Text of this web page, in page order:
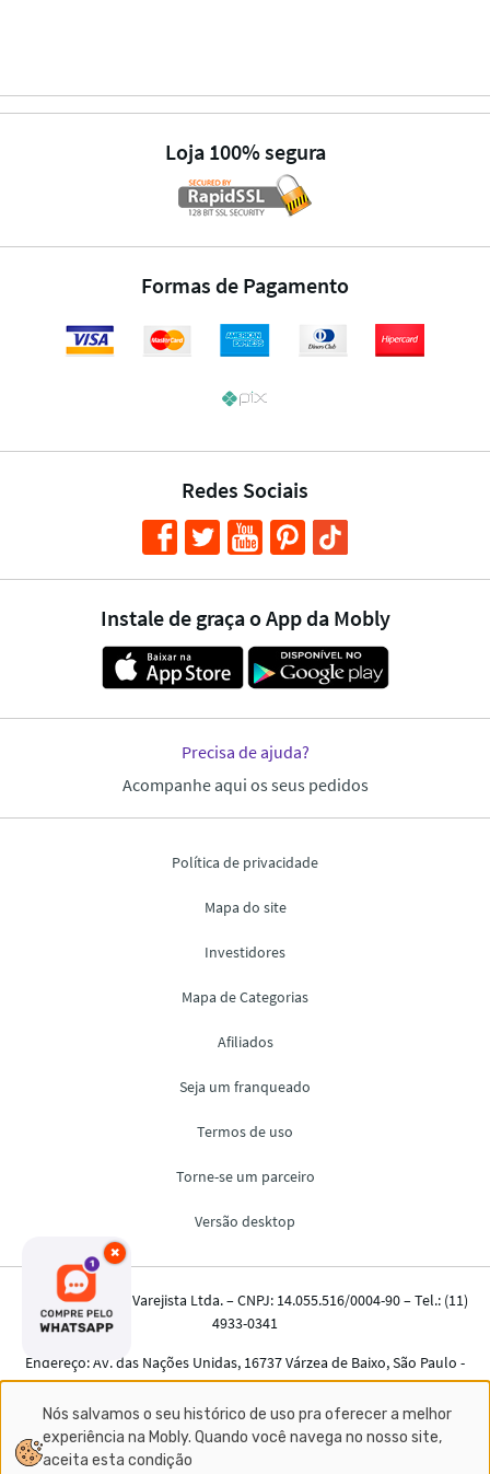
Nós salvamos o seu histórico de uso pra oferecer a melhor
experiência na Mobly. Quando você navega no nosso site,
aceita esta condição
×